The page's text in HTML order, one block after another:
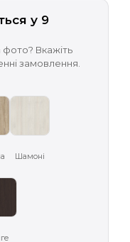
у 9
фото? Вкажіть
замовлення.
Шамоні